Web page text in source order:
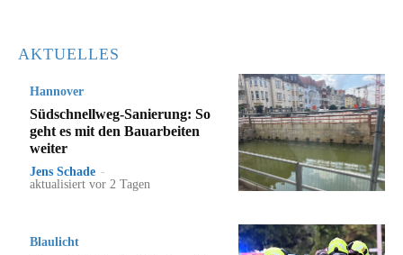
AKTUELLES
Hannover
Südschnellweg-Sanierung: So
geht es mit den Bauarbeiten
weiter
Jens Schade -
aktualisiert vor 2 Tagen
Blaulicht